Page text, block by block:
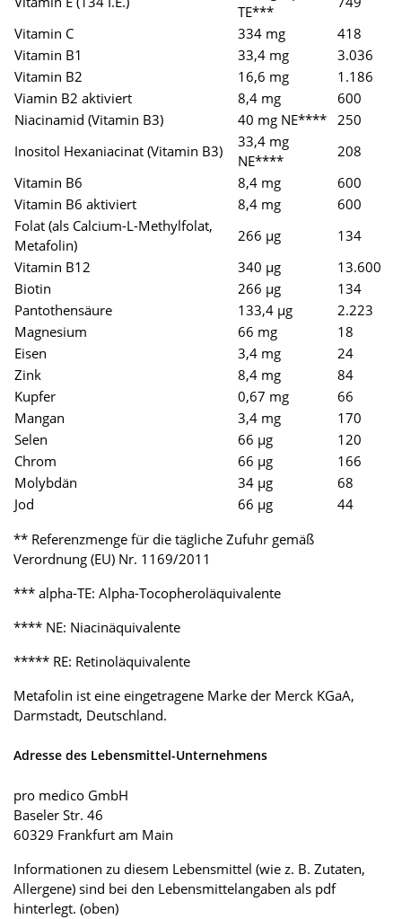
TE***
Vitamin C
334 mg
418
Vitamin B1
33,4 mg
3.036
Vitamin B2
16,6 mg
1.186
Viamin B2 aktiviert
8,4 mg
600
Niacinamid (Vitamin B3)
40 mg NE**** 250
Inositol Hexaniacinat (Vitamin B3)
33,4 mg
NE****
208
Vitamin B6
8,4 mg
600
Vitamin B6 aktiviert
8,4 mg
600
Folat (als Calcium-L-Methylfolat,
Metafolin)
266 µg
134
Vitamin B12
340 µg
13.600
Biotin
266 µg
134
Pantothensäure
133,4 µg
2.223
Magnesium
66 mg
18
Eisen
3,4 mg
24
Zink
8,4 mg
84
Kupfer
0,67 mg
66
Mangan
3,4 mg
170
Selen
66 µg
120
Chrom
66 µg
166
Molybdän
34 µg
68
Jod
66 µg
44
** Referenzmenge für die tägliche Zufuhr gemäß
Verordnung (EU) Nr. 1169/2011
*** alpha-TE: Alpha-Tocopheroläquivalente
**** NE: Niacinäquivalente
***** RE: Retinoläquivalente
Metafolin ist eine eingetragene Marke der Merck KGaA,
Darmstadt, Deutschland.
Adresse des Lebensmittel-Unternehmens
pro medico GmbH
Baseler Str. 46
60329 Frankfurt am Main
Informationen zu diesem Lebensmittel (wie z. B. Zutaten,
Allergene) sind bei den Lebensmittelangaben als pdf
hinterlegt. (oben)